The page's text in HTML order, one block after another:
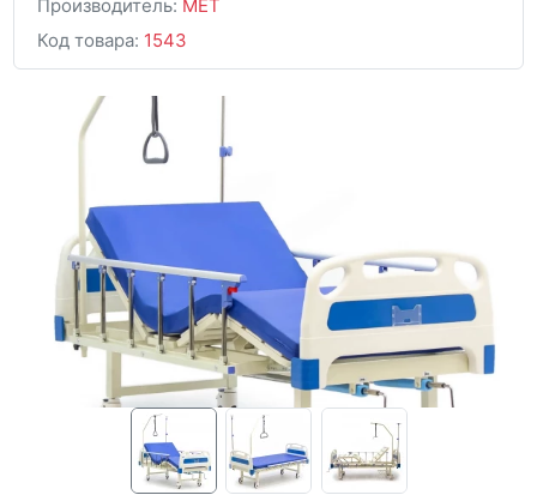
Производитель: MET
Код товара: 1543